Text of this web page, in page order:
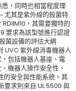
，同時也相當程度理
尤其是紫外線的殺菌特
，其需要獨特的
要求為該型號進行認證
菌設備的評估大綱
UVC 紫外線消毒機器人
包括機器人基座、電
機器人操作安全性、
的安全與性能系統。其
要求則來自 UL 5500 與